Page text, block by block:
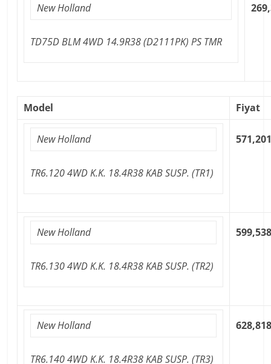
New Holland
TD75D BLM 4WD 14.9R38 (D2111PK) PS TMR
Model Fiyat
New Holland
TR6.120 4WD K.K. 18.4R38 KAB SUSP. (TR1)
New Holland
TR6.130 4WD K.K. 18.4R38 KAB SUSP. (TR2)
New Holland
TR6.140 4WD K.K. 18.4R38 KAB SUSP. (TR3)